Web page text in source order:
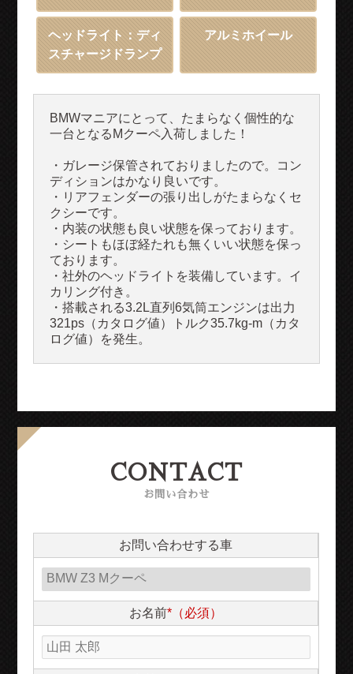
ヘッドライト：ディ
スチャージドランプ
アルミホイール
BMWマニアにとって、たまらなく個性的な
一台となるMクーペ入荷しました！
・ガレージ保管されておりましたので。コン
ディションはかなり良いです。
・リアフェンダーの張り出しがたまらなくセ
クシーです。
・内装の状態も良い状態を保っております。
・シートもほぼ経たれも無くいい状態を保っ
ております。
・社外のヘッドライトを装備しています。イ
カリング付き。
・搭載される3.2L直列6気筒エンジンは出力
321ps（カタログ値）トルク35.7kg-m（カタ
ログ値）を発生。
CONTACT
お問い合わせ
お問い合わせする車
お名前*（必須）